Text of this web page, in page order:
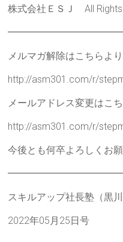
株式会社ＥＳＪ All Rights
メルマガ解除はこちらよ
http://asm301.com/r/
メールアドレス変更はこ
http://asm301.com/r/
今後とも何卒よろしくお願
スキルアップ社長塾（黒
2022年05月25日号